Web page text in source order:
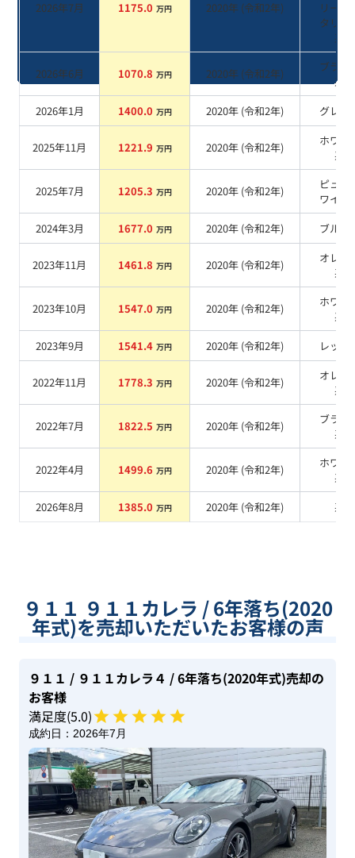
2026年7月 1175.0 万円 2020年 (令和2年)
リーン
タリッ
系
2026年6月 1070.8 万円 2020年 (令和2年)
ブラッ
系
2026年1月
1400.0 万円 2020年 (令和2年) グレー
2025年11月 1221.9 万円 2020年 (令和2年)
ホワイ
系
2025年7月 1205.3 万円 2020年 (令和2年)
ピュア
ワイト
2024年3月
1677.0 万円 2020年 (令和2年) ブルー
2023年11月 1461.8 万円 2020年 (令和2年)
オレン
系
2023年10月 1547.0 万円 2020年 (令和2年)
ホワイ
系
2023年9月
1541.4 万円 2020年 (令和2年) レッド
2022年11月 1778.3 万円 2020年 (令和2年)
オレン
系
2022年7月 1822.5 万円 2020年 (令和2年)
ブラッ
系
2022年4月 1499.6 万円 2020年 (令和2年)
ホワイ
系
2026年8月
1385.0 万円 2020年 (令和2年) 系
９１１ ９１１カレラ / 6年落ち(2020
年式)を売却いただいたお客様の声
９１１ / ９１１カレラ４ / 6年落ち(2020年式)売却の
お客様
満足度(5.0)
成約日： 2026年7月